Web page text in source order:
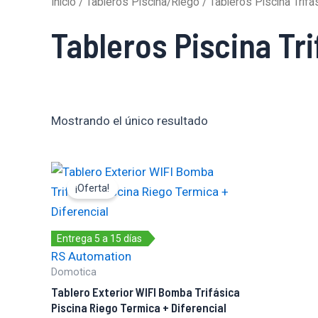
Tableros Piscina
Mostrando el único resultado
Entrega 5 a 15 días
RS Automation
¡Oferta!
Domotica
Tablero Exterior WIFI Bomba Trifásica
Piscina Riego Termica + Diferencial
Original
was:
Current
is: